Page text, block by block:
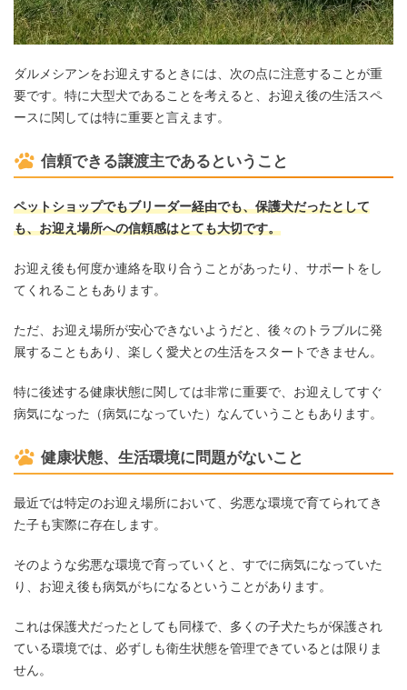
ダルメシアンをお迎えするときには、次の点に注意することが重
要です。特に大型犬であることを考えると、お迎え後の生活スペ
ースに関しては特に重要と言えます。
信頼できる譲渡主であるということ
ペットショップでもブリーダー経由でも、保護犬だったとして
も、お迎え場所への信頼感はとても大切です。
お迎え後も何度か連絡を取り合うことがあったり、サポートをし
てくれることもあります。
ただ、お迎え場所が安心できないようだと、後々のトラブルに発
展することもあり、楽しく愛犬との生活をスタートできません。
特に後述する健康状態に関しては非常に重要で、お迎えしてすぐ
病気になった（病気になっていた）なんていうこともあります。
健康状態、生活環境に問題がないこと
最近では特定のお迎え場所において、劣悪な環境で育てられてき
た子も実際に存在します。
そのような劣悪な環境で育っていくと、すでに病気になっていた
り、お迎え後も病気がちになるということがあります。
これは保護犬だったとしても同様で、多くの子犬たちが保護され
ている環境では、必ずしも衛生状態を管理できているとは限りま
せん。